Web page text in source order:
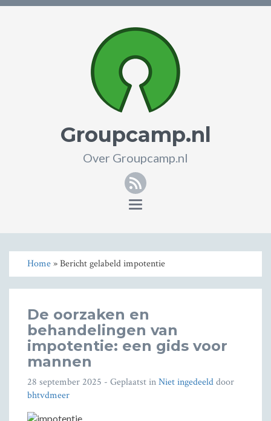
Groupcamp.nl
Over Groupcamp.nl
RSS
Toggle
Home» Bericht gelabeld impotentie
De oorzaken en
behandelingen van
impotentie: een gids voor
mannen
28 september 2025 - Geplaatst inNiet ingedeelddoor
bhtvdmeer